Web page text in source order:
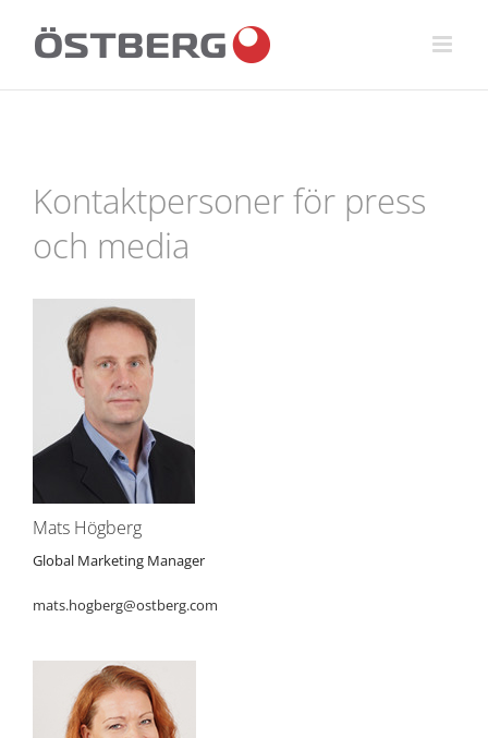
innehållet
Kontaktpersoner för press
och media
Mats Högberg
Global Marketing Manager
mats.hogberg@ostberg.com